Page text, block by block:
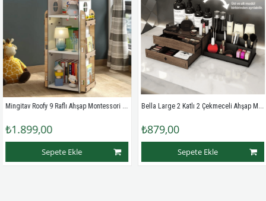
Mingitav Roofy 9 Raflı Ahşap Montessori Çocuk Odası Eğitici Kitaplık İskandinav Tarz Montessori Kitaplık Bella Large 2 Katlı 2 Çekmeceli Ahşap Makyaj Takı Banyo Kozmetik Düzenleyici Organizer Beyaz